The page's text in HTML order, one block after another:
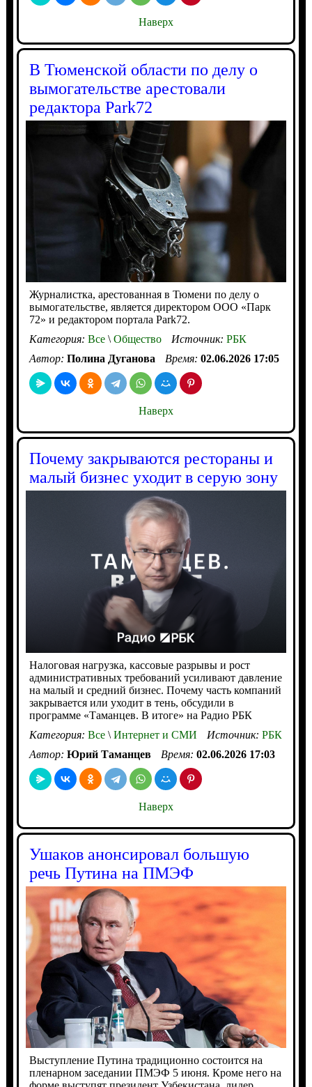
Наверх
В Тюменской области по делу о
вымогательстве арестовали
редактора Park72
Журналистка, арестованная в Тюмени по делу о
вымогательстве, является директором ООО «Парк
72» и редактором портала Park72.
Категория: Все\Общество Источник: РБК
Автор: Полина Дуганова Время: 02.06.2026 17:05
Наверх
Почему закрываются рестораны и
малый бизнес уходит в серую зону
Налоговая нагрузка, кассовые разрывы и рост
административных требований усиливают давление
на малый и средний бизнес. Почему часть компаний
закрывается или уходит в тень, обсудили в
программе «Таманцев. В итоге» на Радио РБК
Категория: Все\Интернет и СМИ Источник: РБК
Автор: Юрий Таманцев Время: 02.06.2026 17:03
Наверх
Ушаков анонсировал большую
речь Путина на ПМЭФ
Выступление Путина традиционно состоится на
пленарном заседании ПМЭФ 5 июня. Кроме него на